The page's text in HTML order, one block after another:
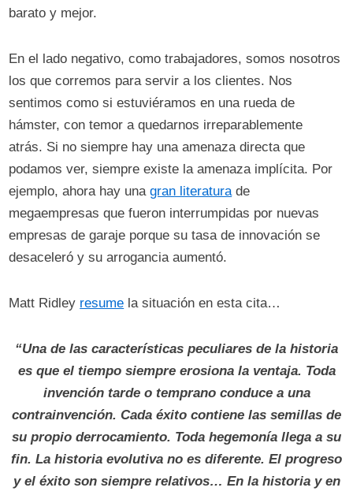
barato y mejor.
En el lado negativo, como trabajadores, somos nosotros
los que corremos para servir a los clientes. Nos
sentimos como si estuviéramos en una rueda de
hámster, con temor a quedarnos irreparablemente
atrás. Si no siempre hay una amenaza directa que
podamos ver, siempre existe la amenaza implícita. Por
ejemplo, ahora hay unagran literaturade
megaempresas que fueron interrumpidas por nuevas
empresas de garaje porque su tasa de innovación se
desaceleró y su arrogancia aumentó.
Matt Ridley resume la situación en esta cita…
“Una de las características peculiares de la historia
es que el tiempo siempre erosiona la ventaja. Toda
invención tarde o temprano conduce a una
contrainvención. Cada éxito contiene las semillas de
su propio derrocamiento. Toda hegemonía llega a su
fin. La historia evolutiva no es diferente. El progreso
y el éxito son siempre relativos… En la historia y en